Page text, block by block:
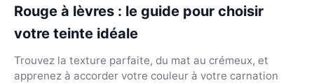
Rouge à lèvres : le guide pour choisir
votre teinte idéale
Trouvez la texture parfaite, du mat au crémeux, et
apprenez à accorder votre couleur à votre carnation